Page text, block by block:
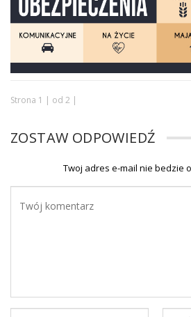
Strona 1 | od 2 |
ZOSTAW ODPOWIEDŹ
Twoj adres e-mail nie bedzie